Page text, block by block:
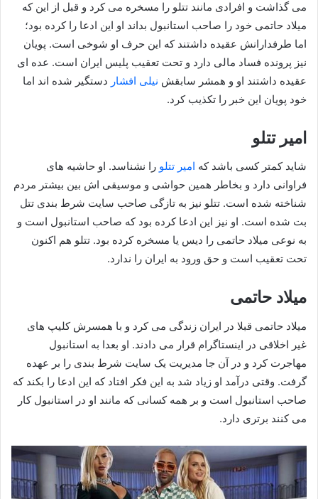
می گذاشت و افرادی مانند تتلو را مسخره می کرد و قبل از این که
میلاد حاتمی خود را صاحب استانبول بداند او این ادعا را کرده بود؛
اما طرفدارانش عقیده داشتند که این حرف او شوخی است. پویان
نیز پرونده فساد مالی دارد و تحت تعقیب پلیس ایران است. عده ای
عقیده داشتند او و همشر سابقش نیلی افشار دستگیر شده اند اما
خود پویان این خبر را تکذیب کرد.
امیر تتلو
شاید کمتر کسی باشد که امیر تتلو را نشناسد. او حاشیه های
فرا‌وانی دارد و بخاطر همین حواشی و موسیقی اش بین بیشتر مردم
شناخته شده است. تتلو نیز به تازگی صاحب سایت شرط بندی تتل
بت شده است. او نیز این ادعا کرده بود که صاحب استانبول است و
به نوعی میلاد حاتمی را دیس یا مسخره کرده بود. تتلو هم اکنون
تحت تعقیب است و حق ورود به ایران را ندارد.
میلاد حاتمی
میلاد حاتمی قبلا در ایران زندگی می کرد و با همسرش کلیپ های
غیر اخلاقی در اینستاگرام قرار می دادند. او بعدا به استانبول
مهاجرت کرد و در آن جا مدیریت یک سایت شرط بندی را‌ بر عهده
گرفت. وقتی درآمد او زیاد شد به این فکر افتاد که این ادعا را بکند که
صاحب استانبول است و بر همه کسانی که مانند او در استانبول‌ کار
می کنند برتری دارد.